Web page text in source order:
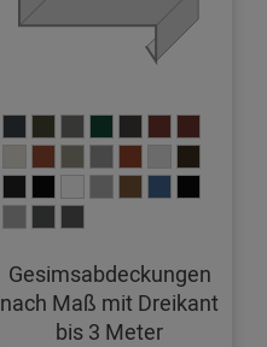
Gesimsabdeckungen
nach Maß mit Dreikant
bis 3 Meter